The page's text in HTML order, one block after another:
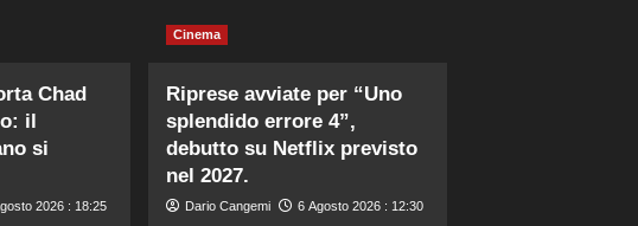
Chad
il
si
2026 : 18:25
Cinema
Riprese avviate per “Uno
splendido errore 4”,
debutto su Netflix previsto
nel 2027.
Dario Cangemi 6 Agosto 2026 : 12:30